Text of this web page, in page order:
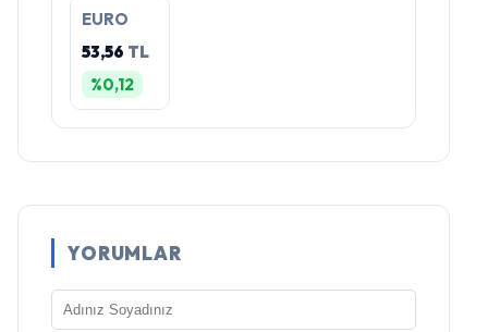
EURO
53,56 TL
%0,12
YORUMLAR